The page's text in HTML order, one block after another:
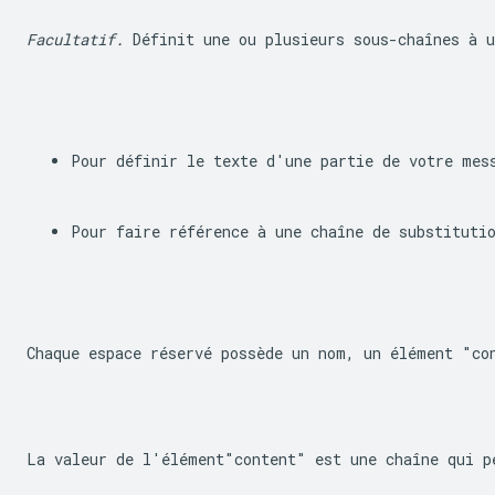
Facultatif. Définit une ou plusieurs sous-chaînes à
Pour définir le texte d'une partie de votre
Pour faire référence à une chaîne de
Chaque espace réservé possède un nom, un
La valeur de l'élément"content" est une chaîne